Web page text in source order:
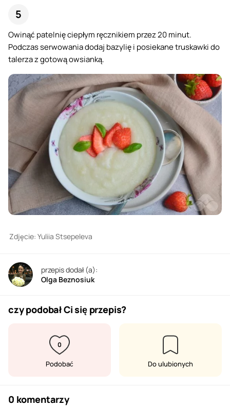
Owinąć patelnię ciepłym ręcznikiem przez 20 minut.
Podczas serwowania dodaj bazylię i posiekane truskawki do
talerza z gotową owsianką.
Zdjęcie: Yuliia Stsepeleva
przepis dodał (a):
Olga Beznosiuk
czy podobał Ci się przepis?
0
Podobać Do ulubionych
0 komentarzy